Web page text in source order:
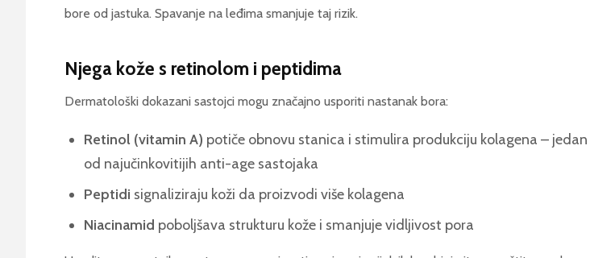
bore od jastuka. Spavanje na leđima smanjuje taj rizik.
Njega kože s retinolom i peptidima
Dermatološki dokazani sastojci mogu značajno usporiti nastanak bora:
Retinol (vitamin A) potiče obnovu stanica i stimulira produkciju kolagena – jedan
od najučinkovitijih anti-age sastojaka
Peptidi signaliziraju koži da proizvodi više kolagena
Niacinamid poboljšava strukturu kože i smanjuje vidljivost pora